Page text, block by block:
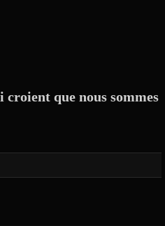
que nous sommes